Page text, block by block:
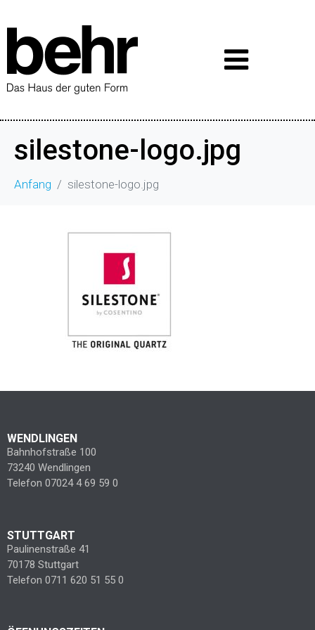
silestone-logo.jpg
Anfang silestone-logo.jpg
WENDLINGEN
Bahnhofstraße 100
73240 Wendlingen
Telefon 07024 4 69 59 0
STUTTGART
Paulinenstraße 41
70178 Stuttgart
Telefon 0711 620 51 55 0